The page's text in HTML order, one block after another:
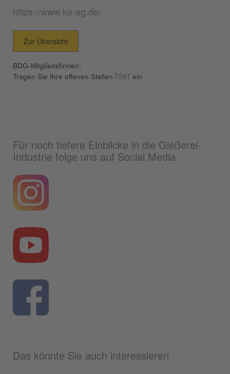
https://www.ke-ag.de/
Zur Übersicht
BDG-Mitgliedsfirmen:
Tragen Sie Ihre offenen Stellen hier ein
Für noch tiefere Einblicke in die Gießerei-
Industrie folge uns auf Social Media
Das könnte Sie auch interessieren